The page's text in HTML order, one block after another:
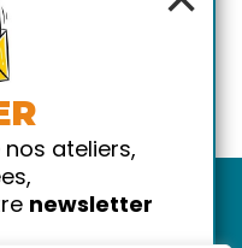
ateliers,
newsletter